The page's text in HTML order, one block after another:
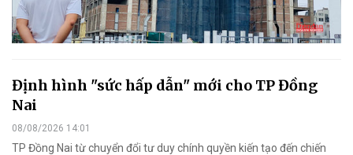
Định hình "sức hấp dẫn" mới cho TP Đồng
Nai
08/08/2026 14:01
TP Đồng Nai từ chuyển đổi tư duy chính quyền kiến tạo đến chiến